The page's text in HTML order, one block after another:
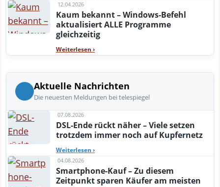
12.04.2026
Kaum bekannt – Windows-Befehl
aktualisiert ALLE Programme
gleichzeitig
Weiterlesen ›
Aktuelle Nachrichten
Die neuesten Meldungen bei telespiegel
07.08.2026
DSL-Ende rückt näher – Viele setzen
trotzdem immer noch auf Kupfernetz
Weiterlesen ›
04.08.2026
Smartphone-Kauf – Zu diesem
Zeitpunkt sparen Käufer am meisten